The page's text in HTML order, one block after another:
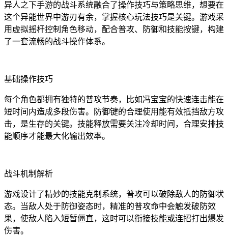
异人之下手游的战斗系统融合了操作技巧与策略思维，想要在
这个异能世界中游刃有余，掌握核心玩法技巧是关键。游戏采
用虚拟摇杆控制角色移动，配合普攻、防御和技能按键，构建
了一套流畅的战斗操作体系。
基础操作技巧
每个角色都拥有独特的普攻节奏，比如冯宝宝的快速连击能在
短时间内造成多段伤害。防御键的合理使用能有效抵挡敌方攻
击，是生存的关键。技能释放需要关注冷却时间，合理安排技
能顺序才能最大化输出效率。
战斗机制解析
游戏设计了精妙的技能克制系统，普攻可以破除敌人的防御状
态。当敌人处于防御姿态时，精准的普攻命中会触发破防效
果，使敌人陷入短暂僵直，这时可以衔接技能或连招打出爆发
伤害。